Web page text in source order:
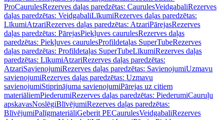
ProCaurulesRezerves daļas paredzētas: CaurulesVeidgabaliRezerves
daļas paredzētas: VeidgabaliLīkumiRezerves daļas paredzētas:
LīkumiAtzariRezerves daļas paredzētas: AtzariPārejasRezerves
daļas paredzētas: PārejasPiekļuves caurulesRezerves daļas
paredzētas: Piekļuves caurulesProfildetaļas SuperTubeRezerves
daļas paredzētas: Profildetaļas SuperTubeLīkumiRezerves daļas
paredzētas: LīkumiAtzariRezerves daļas paredzētas:
AtzariSavienojumiRezerves daļas paredzētas: SavienojumiUzmavu
savienojumiRezerves daļas paredzētas: Uzmavu
savienojumiStiprinājuma savienojumiPārejas uz citiem
materiāliemPiederumiRezerves daļas paredzētas: PiederumiCauruļu
apskavasNoslēgiBlīvējumiRezerves daļas paredzētas:
BlīvējumiPalīgmateriāliGeberit PECaurulesVeidgabaliRezerves